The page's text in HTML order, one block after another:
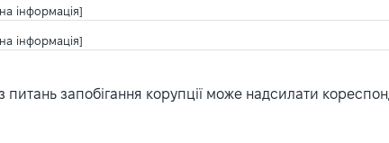
інформація]
інформація]
запобігання корупції може надсилати